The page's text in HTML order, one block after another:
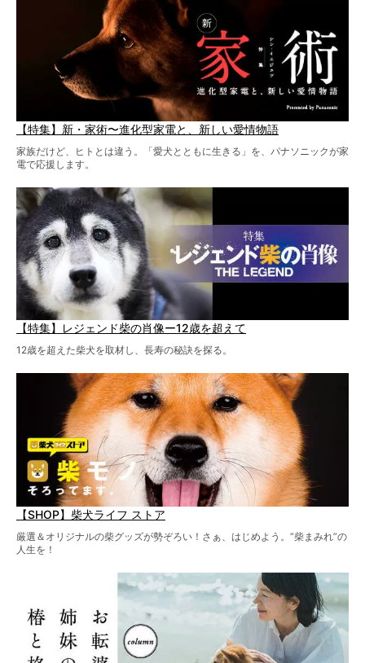
【特集】新・家術〜進化型家電と、新しい愛情物語
家族だけど、ヒトとは違う。「愛犬とともに生きる」を、パナソニックが家
電で応援します。
【特集】レジェンド柴の肖像ー12歳を超えて
12歳を超えた柴犬を取材し、長寿の秘訣を探る。
【SHOP】柴犬ライフ ストア
厳選＆オリジナルの柴グッズが勢ぞろい！さぁ、はじめよう。“柴まみれ”の
人生を！